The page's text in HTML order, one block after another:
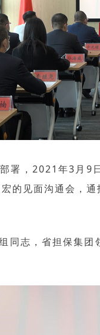
，2021年3月9
的见面沟通会，
志，省担保集团